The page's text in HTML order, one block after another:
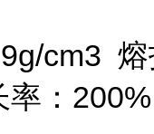
cm3
： 200%